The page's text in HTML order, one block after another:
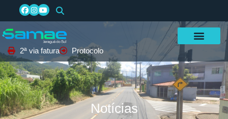
2ª via fatura Protocolo
Notícias